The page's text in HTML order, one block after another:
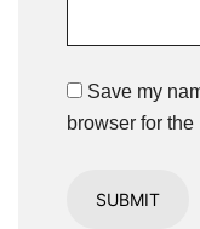
Save my
browser for